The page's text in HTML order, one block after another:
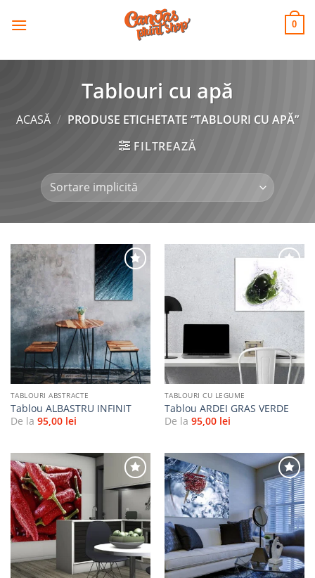
CANVAS
PRINT SHOP 0
Tablouri cu apă
ACASĂ / PRODUSE ETICHETATE “TABLOURI CU APĂ”
FILTREAZĂ
Adaugă
favorite
TABLOURI ABSTRACTE
Tablou ALBASTRU INFINIT
De la 95,00 lei
Adaugă
la
TABLOURI CU LEGUME
Tablou ARDEI GRAS VERDE
De la 95,00 lei
Adaugă
la
favorite
Adaugă
la
favorite